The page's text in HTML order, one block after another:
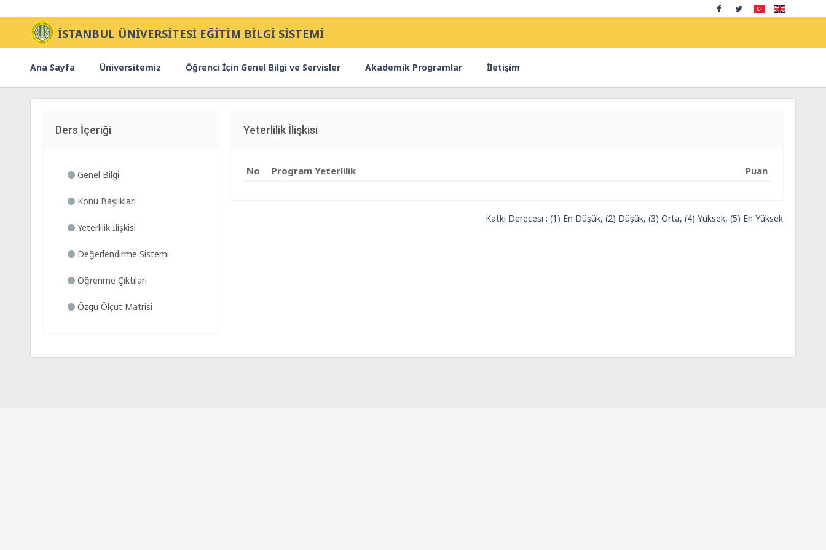
İSTANBUL ÜNİVERSİTESİ EĞİTİM BİLGİ SİSTEMİ
Ana Sayfa Üniversitemiz Öğrenci İçin Genel Bilgi ve Servisler Akademik Programlar İletişim
Ders İçeriği
Genel Bilgi
Konu Başlıkları
Yeterlilik İlişkisi
Değerlendirme Sistemi
Öğrenme Çıktıları
Özgü Ölçüt Matrisi
Yeterlilik İlişkisi
No Program Yeterlilik Puan
Katkı Derecesi : (1) En Düşük, (2) Düşük, (3) Orta, (4) Yüksek, (5) En Yüksek